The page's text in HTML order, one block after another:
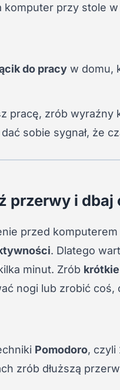
komputer przy stole w
do pracy w domu,
pracę, zrób wyraźny
sobie sygnał, że
przerwy i dbaj
przed
. Dlatego
minut. Zrób
nogi lub zrobić coś,
Pomodoro, czyli
zrób dłuższą